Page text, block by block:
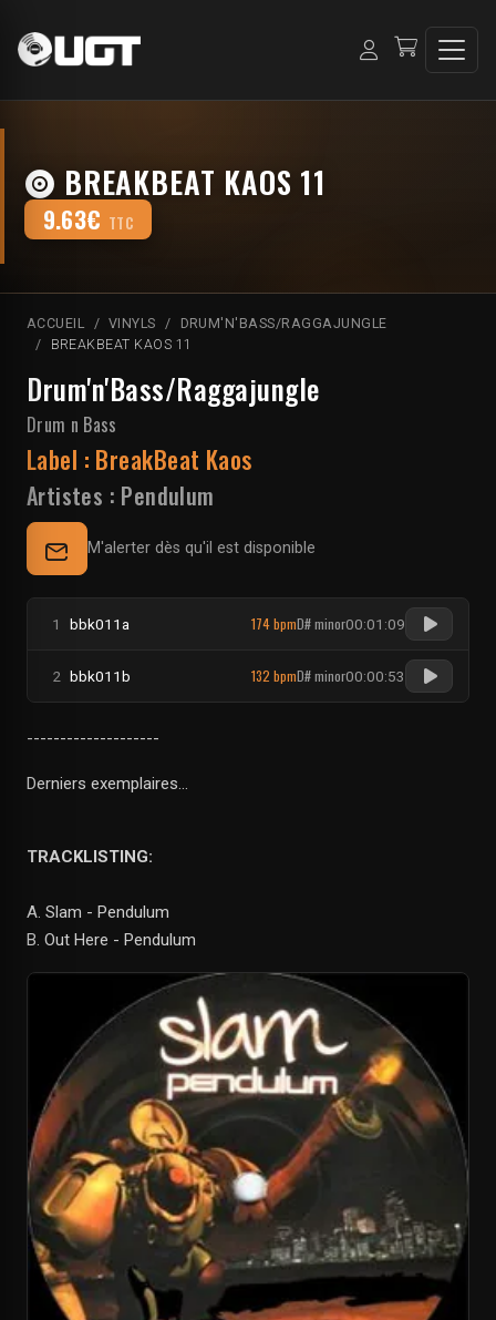
BREAKBEAT KAOS 11
9.63€ TTC
ACCUEIL VINYLS
DRUM'N'BASS/RAGGAJUNGLE
BREAKBEAT KAOS 11
Drum'n'Bass/Raggajungle
Drum n Bass
Label : BreakBeat Kaos
Artistes : Pendulum
M'alerter dès qu'il est disponible
1 bbk011a 174 bpmD# minor00:01:09
2 bbk011b 132 bpmD# minor00:00:53
--------------------
Derniers exemplaires...
TRACKLISTING:
A. Slam - Pendulum
B. Out Here - Pendulum